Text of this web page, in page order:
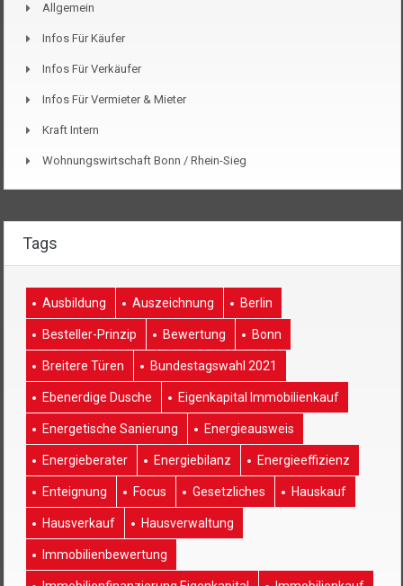
Allgemein
Infos Für Käufer
Infos Für Verkäufer
Infos Für Vermieter & Mieter
Kraft Intern
Wohnungswirtschaft Bonn / Rhein-Sieg
Tags
Ausbildung Auszeichnung Berlin
Besteller-Prinzip Bewertung Bonn
Breitere Türen Bundestagswahl 2021
Ebenerdige Dusche Eigenkapital Immobilienkauf
Energetische Sanierung Energieausweis
Energieberater Energiebilanz Energieeffizienz
Enteignung Focus Gesetzliches Hauskauf
Hausverkauf Hausverwaltung
Immobilienbewertung